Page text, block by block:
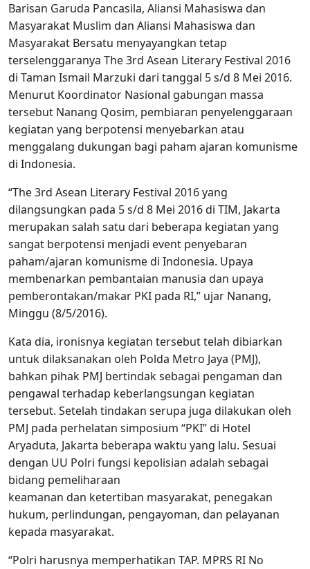
Barisan Garuda Pancasila, Aliansi Mahasiswa dan
Masyarakat Muslim dan Aliansi Mahasiswa dan
Masyarakat Bersatu menyayangkan tetap
terselenggaranya The 3rd Asean Literary Festival 2016
di Taman Ismail Marzuki dari tanggal 5 s/d 8 Mei 2016.
Menurut Koordinator Nasional gabungan massa
tersebut Nanang Qosim, pembiaran penyelenggaraan
kegiatan yang berpotensi menyebarkan atau
menggalang dukungan bagi paham ajaran komunisme
di Indonesia.
“The 3rd Asean Literary Festival 2016 yang
dilangsungkan pada 5 s/d 8 Mei 2016 di TIM, Jakarta
merupakan salah satu dari beberapa kegiatan yang
sangat berpotensi menjadi event penyebaran
paham/ajaran komunisme di Indonesia. Upaya
membenarkan pembantaian manusia dan upaya
pemberontakan/makar PKI pada RI,” ujar Nanang,
Minggu (8/5/2016).
Kata dia, ironisnya kegiatan tersebut telah dibiarkan
untuk dilaksanakan oleh Polda Metro Jaya (PMJ),
bahkan pihak PMJ bertindak sebagai pengaman dan
pengawal terhadap keberlangsungan kegiatan
tersebut. Setelah tindakan serupa juga dilakukan oleh
PMJ pada perhelatan simposium “PKI” di Hotel
Aryaduta, Jakarta beberapa waktu yang lalu. Sesuai
dengan UU Polri fungsi kepolisian adalah sebagai
bidang pemeliharaan
keamanan dan ketertiban masyarakat, penegakan
hukum, perlindungan, pengayoman, dan pelayanan
kepada masyarakat.
“Polri harusnya memperhatikan TAP. MPRS RI No